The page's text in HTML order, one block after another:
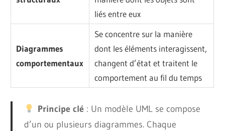
liés entre eux
Diagrammes
comportementaux
Se concentre sur la manière
dont les éléments interagissent,
changent d’état et traitent le
comportement au fil du temps
Principe clé : Un modèle UML se compose
d’un ou plusieurs diagrammes. Chaque